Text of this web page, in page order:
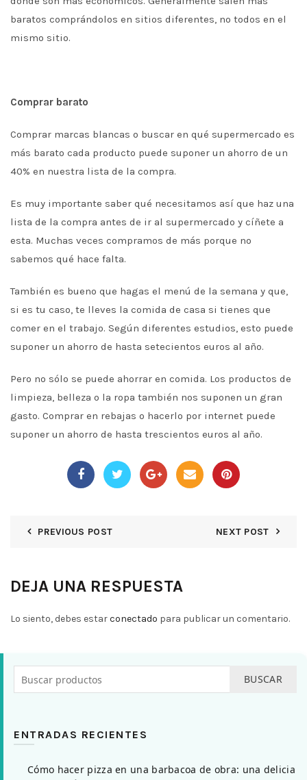
baratos comprándolos en sitios diferentes, no todos en el
mismo sitio.
Comprar barato
Comprar marcas blancas o buscar en qué supermercado es
más barato cada producto puede suponer un ahorro de un
40% en nuestra lista de la compra.
Es muy importante saber qué necesitamos así que haz una
lista de la compra antes de ir al supermercado y cíñete a
esta. Muchas veces compramos de más porque no
sabemos qué hace falta.
También es bueno que hagas el menú de la semana y que,
si es tu caso, te lleves la comida de casa si tienes que
comer en el trabajo. Según diferentes estudios, esto puede
suponer un ahorro de hasta setecientos euros al año.
Pero no sólo se puede ahorrar en comida. Los productos de
limpieza, belleza o la ropa también nos suponen un gran
gasto. Comprar en rebajas o hacerlo por internet puede
suponer un ahorro de hasta trescientos euros al año.
PREVIOUS POST NEXT POST
DEJA UNA RESPUESTA
Lo siento, debes estarconectado para publicar un comentario.
BUSCAR
ENTRADAS RECIENTES
Cómo hacer pizza en una barbacoa de obra: una delicia